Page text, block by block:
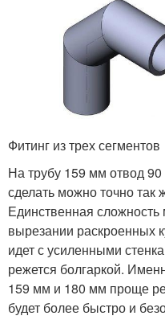
Фитинг из трех сегментов
На трубу 159 мм отвод
сделать можно точно так
Единственная сложность
вырезании раскроенных
идет с усиленными
режется болгаркой.
159 мм и 180 мм проще
будет более быстро и